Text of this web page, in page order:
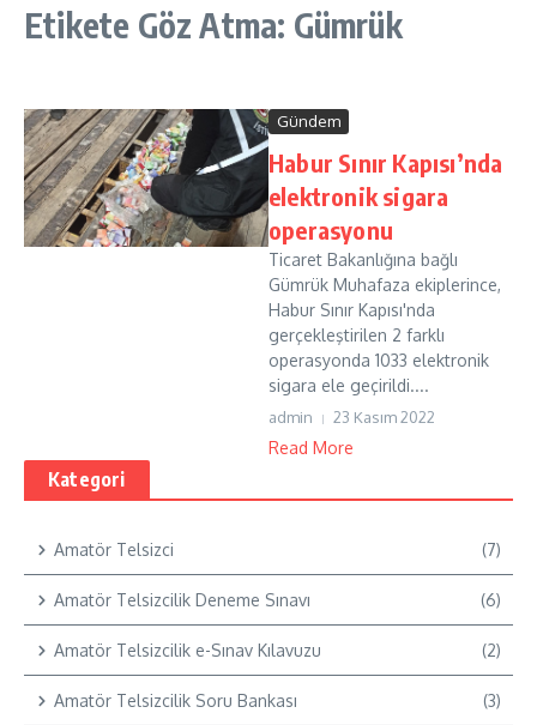
Etikete Göz Atma: Gümrük
Gündem
Habur Sınır Kapısı’nda
elektronik sigara
operasyonu
Ticaret Bakanlığına bağlı
Gümrük Muhafaza ekiplerince,
Habur Sınır Kapısı'nda
gerçekleştirilen 2 farklı
operasyonda 1033 elektronik
sigara ele geçirildi....
admin 23 Kasım 2022
Read More
Kategori
Amatör Telsizci (7)
Amatör Telsizcilik Deneme Sınavı (6)
Amatör Telsizcilik e-Sınav Kılavuzu (2)
Amatör Telsizcilik Soru Bankası (3)